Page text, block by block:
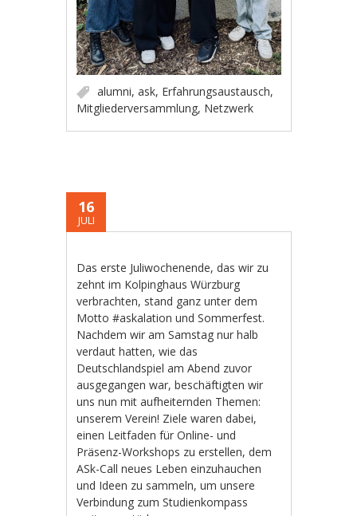
alumni,ask, Erfahrungsaustausch,
Mitgliederversammlung, Netzwerk
16
JULI
Das erste Juliwochenende, das wir zu
zehnt im Kolpinghaus Würzburg
verbrachten, stand ganz unter dem
Motto #askalation und Sommerfest.
Nachdem wir am Samstag nur halb
verdaut hatten, wie das
Deutschlandspiel am Abend zuvor
ausgegangen war, beschäftigten wir
uns nun mit aufheiternden Themen:
unserem Verein! Ziele waren dabei,
einen Leitfaden für Online- und
Präsenz-Workshops zu erstellen, dem
ASk-Call neues Leben einzuhauchen
und Ideen zu sammeln, um unsere
Verbindung zum Studienkompass